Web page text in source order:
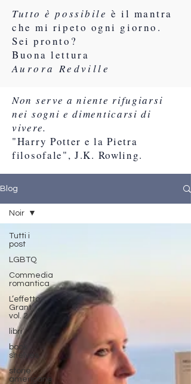
Tutto è possibile è il mantra
che mi ripeto ogni giorno.
Sei pronto?
Buona lettura
Aurora Redville
Non serve a niente rifugiarsi
nei sogni e dimenticarsi di
vivere.
"Harry Potter e la Pietra
filosofale", J.K. Rowling.
Blog
Tutti i
post
LGBTQ
Commedia
romantica
L’effetto
Grant
vol. 2
libri
book
shelves
storie
americane
Noir